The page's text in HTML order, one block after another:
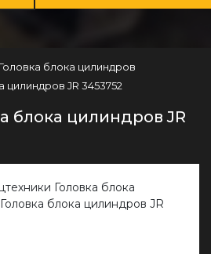
Головка блока цилиндров
цилиндров JR 3453752
блока цилиндров JR